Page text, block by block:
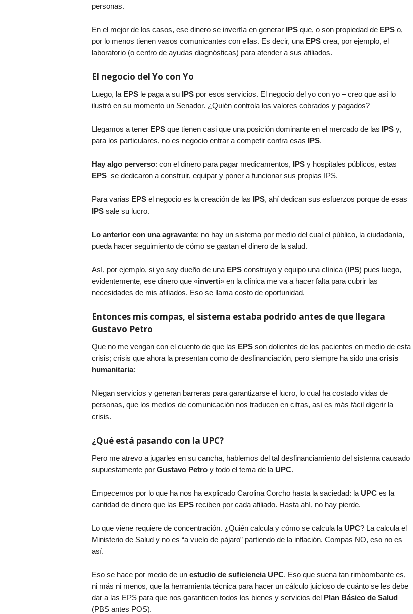
personas.
En el mejor de los casos, ese dinero se invertía en generar IPS que, o son propiedad de EPS o,
por lo menos tienen vasos comunicantes con ellas. Es decir, una EPS crea, por ejemplo, el
laboratorio (o centro de ayudas diagnósticas) para atender a sus afiliados.
El negocio del Yo con Yo
Luego, la EPS le paga a su IPS por esos servicios. El negocio del yo con yo – creo que así lo
ilustró en su momento un Senador. ¿Quién controla los valores cobrados y pagados?
Llegamos a tener EPS que tienen casi que una posición dominante en el mercado de las IPS y,
para los particulares, no es negocio entrar a competir contra esas IPS.
Hay algo perverso: con el dinero para pagar medicamentos, IPS y hospitales públicos, estas
EPS se dedicaron a construir, equipar y poner a funcionar sus propias IPS.
Para varias EPS el negocio es la creación de las IPS, ahí dedican sus esfuerzos porque de esas
IPS sale su lucro.
Lo anterior con una agravante: no hay un sistema por medio del cual el público, la ciudadanía,
pueda hacer seguimiento de cómo se gastan el dinero de la salud.
Así, por ejemplo, si yo soy dueño de una EPS construyo y equipo una clínica (IPS) pues luego,
evidentemente, ese dinero que «invertí» en la clínica me va a hacer falta para cubrir las
necesidades de mis afiliados. Eso se llama costo de oportunidad.
Entonces mis compas, el sistema estaba podrido antes de que llegara
Gustavo Petro
Que no me vengan con el cuento de que las EPS son dolientes de los pacientes en medio de esta
crisis; crisis que ahora la presentan como de desfinanciación, pero siempre ha sido una crisis
humanitaria:
Niegan servicios y generan barreras para garantizarse el lucro, lo cual ha costado vidas de
personas, que los medios de comunicación nos traducen en cifras, así es más fácil digerir la
crisis.
¿Qué está pasando con la UPC?
Pero me atrevo a jugarles en su cancha, hablemos del tal desfinanciamiento del sistema causado
supuestamente por Gustavo Petro y todo el tema de la UPC.
Empecemos por lo que ha nos ha explicado Carolina Corcho hasta la saciedad: la UPC es la
cantidad de dinero que las EPS reciben por cada afiliado. Hasta ahí, no hay pierde.
Lo que viene requiere de concentración. ¿Quién calcula y cómo se calcula la UPC? La calcula el
Ministerio de Salud y no es “a vuelo de pájaro” partiendo de la inflación. Compas NO, eso no es
así.
Eso se hace por medio de un estudio de suficiencia UPC. Eso que suena tan rimbombante es,
ni más ni menos, que la herramienta técnica para hacer un cálculo juicioso de cuánto se les debe
dar a las EPS para que nos garanticen todos los bienes y servicios del Plan Básico de Salud
(PBS antes POS).